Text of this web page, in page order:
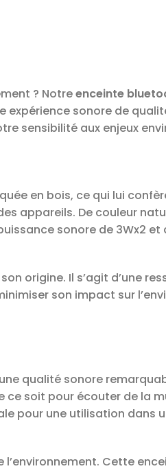
? Notreenceinte
expérience sonore de
sensibilité aux enjeux
en bois, ce qui lui
appareils. De couleur
sonore de 3Wx2 et
origine. Il s’agit d’une
son impact sur
qualité sonore
ce soit pour écouter de la
pour une utilisation dans
Cette